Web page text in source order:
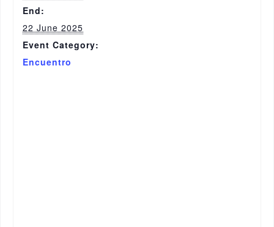
End:
22 June 2025
Event Category:
Encuentro